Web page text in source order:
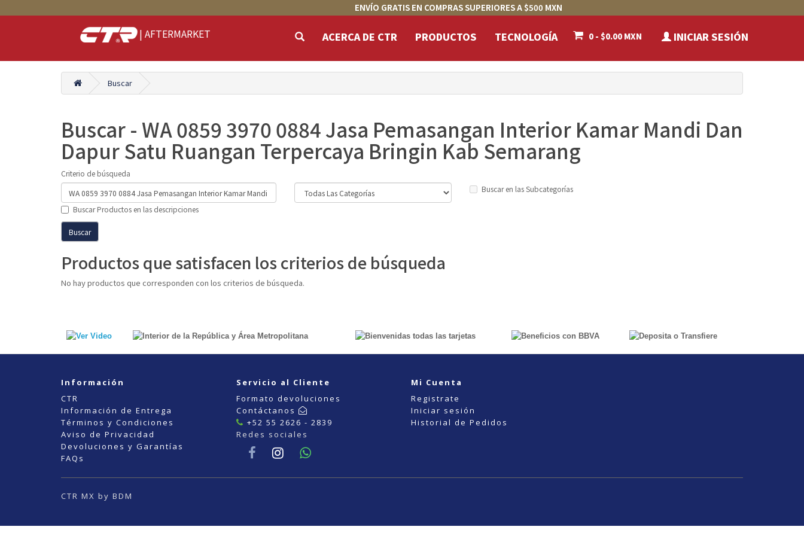
ENVÍO GRATIS EN COMPRAS SUPERIORES A $500 MXN
| AFTERMARKET ACERCA DE CTR PRODUCTOS TECNOLOGÍA 0 - $0.00 MXN INICIAR SESIÓN
Buscar
Buscar - WA 0859 3970 0884 Jasa Pemasangan Interior Kamar Mandi Dan
Dapur Satu Ruangan Terpercaya Bringin Kab Semarang
Criterio de búsqueda
Buscar en las Subcategorías
Buscar Productos en las descripciones
Productos que satisfacen los criterios de búsqueda
No hay productos que corresponden con los criterios de búsqueda.
Información
CTR
Información de Entrega
Términos y Condiciones
Aviso de Privacidad
Devoluciones y Garantías
FAQs
Servicio al Cliente
Formato devoluciones
Contáctanos
+52 55 2626 - 2839
Redes sociales
Mi Cuenta
Registrate
Iniciar sesión
Historial de Pedidos
CTR MX by BDM